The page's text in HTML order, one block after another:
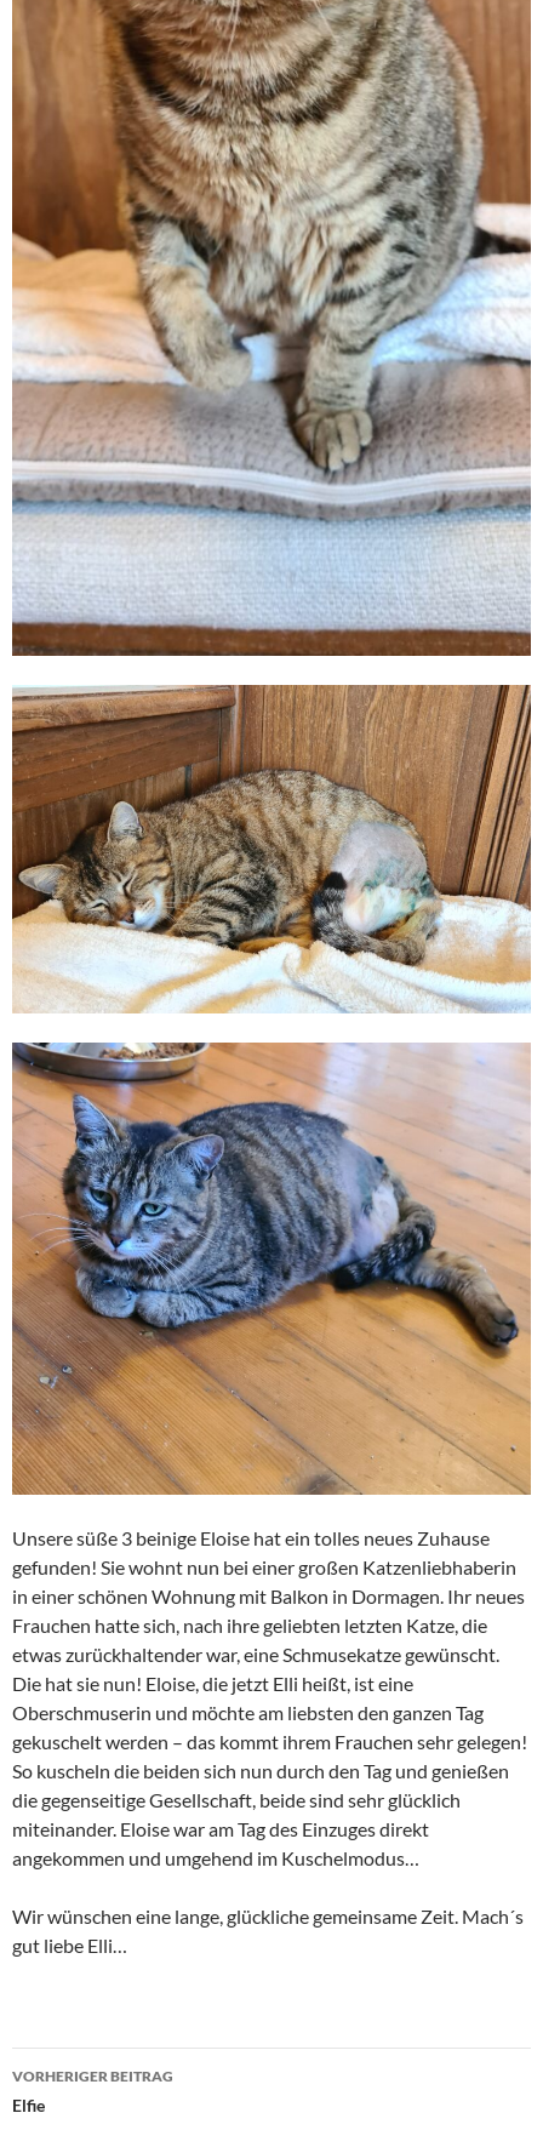
Unsere süße 3 beinige Eloise hat ein tolles neues Zuhause
gefunden! Sie wohnt nun bei einer großen Katzenliebhaberin
in einer schönen Wohnung mit Balkon in Dormagen. Ihr neues
Frauchen hatte sich, nach ihre geliebten letzten Katze, die
etwas zurückhaltender war, eine Schmusekatze gewünscht.
Die hat sie nun! Eloise, die jetzt Elli heißt, ist eine
Oberschmuserin und möchte am liebsten den ganzen Tag
gekuschelt werden – das kommt ihrem Frauchen sehr gelegen!
So kuscheln die beiden sich nun durch den Tag und genießen
die gegenseitige Gesellschaft, beide sind sehr glücklich
miteinander. Eloise war am Tag des Einzuges direkt
angekommen und umgehend im Kuschelmodus…
Wir wünschen eine lange, glückliche gemeinsame Zeit. Mach´s
gut liebe Elli…
Beitragsnavigation
VORHERIGER BEITRAG
Elfie